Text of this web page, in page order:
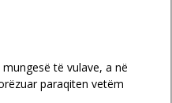
të vulave, a në
paraqiten vetëm